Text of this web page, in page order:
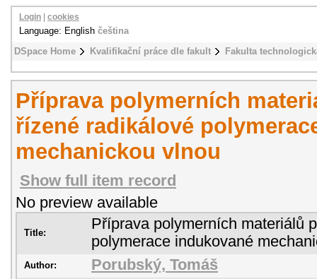
DSpace Home Kvalifikační práce dle fakult Fakulta
Login cookies
Language: English čeština
Příprava polymerních
řízené radikálové
mechanickou vlnou
Show full item record
No preview available
Title:
Příprava polymerních materiálů
polymerace indukované
Author: Porubský, Tomáš